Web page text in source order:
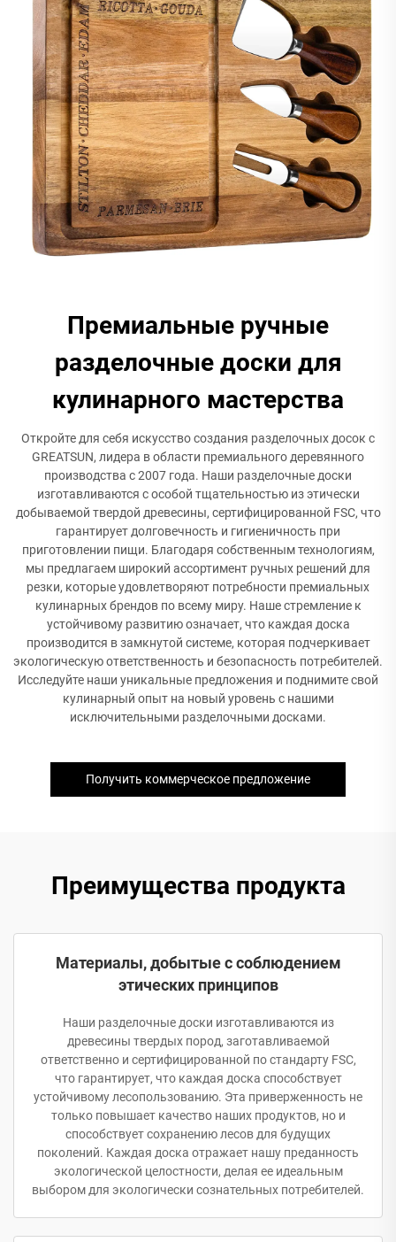
Премиальные ручные
разделочные доски для
кулинарного мастерства
Откройте для себя искусство создания разделочных досок с
GREATSUN, лидера в области премиального деревянного
производства с 2007 года. Наши разделочные доски
изготавливаются с особой тщательностью из этически
добываемой твердой древесины, сертифицированной FSC, что
гарантирует долговечность и гигиеничность при
приготовлении пищи. Благодаря собственным технологиям,
мы предлагаем широкий ассортимент ручных решений для
резки, которые удовлетворяют потребности премиальных
кулинарных брендов по всему миру. Наше стремление к
устойчивому развитию означает, что каждая доска
производится в замкнутой системе, которая подчеркивает
экологическую ответственность и безопасность потребителей.
Исследуйте наши уникальные предложения и поднимите свой
кулинарный опыт на новый уровень с нашими
исключительными разделочными досками.
Получить коммерческое предложение
Преимущества продукта
Материалы, добытые с соблюдением
этических принципов
Наши разделочные доски изготавливаются из
древесины твердых пород, заготавливаемой
ответственно и сертифицированной по стандарту FSC,
что гарантирует, что каждая доска способствует
устойчивому лесопользованию. Эта приверженность не
только повышает качество наших продуктов, но и
способствует сохранению лесов для будущих
поколений. Каждая доска отражает нашу преданность
экологической целостности, делая ее идеальным
выбором для экологически сознательных потребителей.